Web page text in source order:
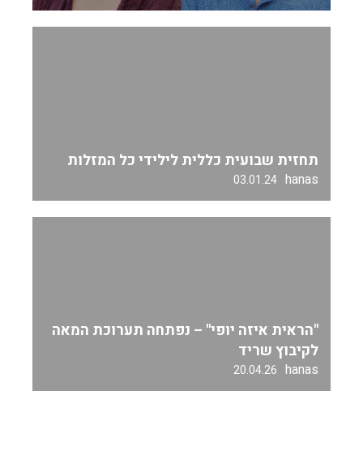
תחזית שבועית כללית לילידי כל המזלות
hanas
03.01.24
"הראית איזה יופי" – נפתחה תערוכת המאה
לקיבוץ שריד
hanas
20.04.26